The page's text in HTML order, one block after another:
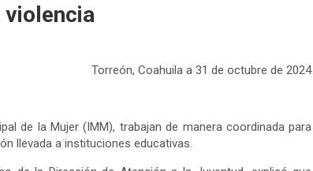
Torreón, Coahuila a31 de octubre de 2024
de la Mujer (IMM), trabajan de manera coordinada para
llevada a instituciones educativas.